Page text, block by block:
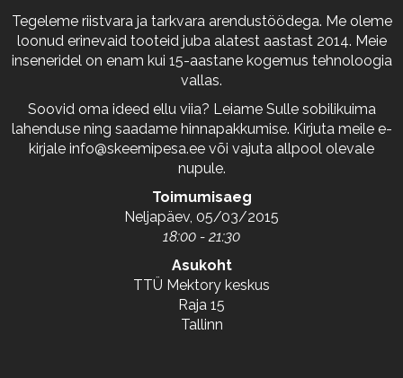
Tegeleme riistvara ja tarkvara arendustöödega. Me oleme
loonud erinevaid tooteid juba alatest aastast 2014. Meie
inseneridel on enam kui 15-aastane kogemus tehnoloogia
vallas.
Soovid oma ideed ellu viia? Leiame Sulle sobilikuima
lahenduse ning saadame hinnapakkumise. Kirjuta meile e-
kirjale info@skeemipesa.ee või vajuta allpool olevale
nupule.
Toimumisaeg
Neljapäev, 05/03/2015
18:00 - 21:30
Asukoht
TTÜ Mektory keskus
Raja 15
Tallinn